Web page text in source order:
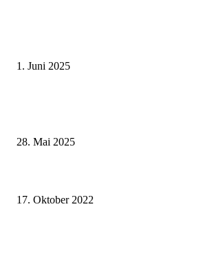
1. Juni 2025
28. Mai 2025
17. Oktober 2022